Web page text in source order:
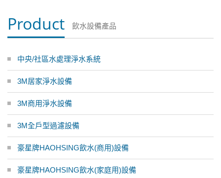
Product 飲水設備產品
中央/社區水處理淨水系統
3M居家淨水設備
3M商用淨水設備
3M全戶型過濾設備
豪星牌HAOHSING飲水(商用)設備
豪星牌HAOHSING飲水(家庭用)設備